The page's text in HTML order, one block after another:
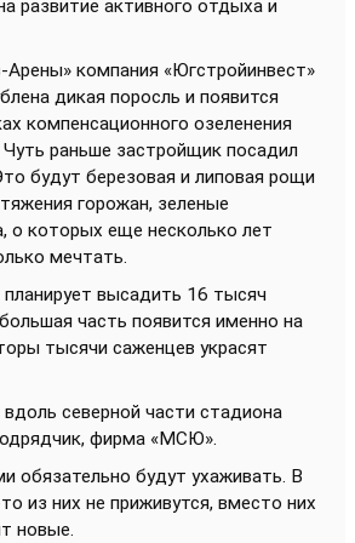
развитие активного отдыха и
Арены» компания «Югстройинвест»
дикая поросль и появится
компенсационного озеленения
раньше застройщик посадил
будут березовая и липовая рощи
горожан, зеленые
о которых еще несколько лет
мечтать.
высадить 16 тысяч
часть появится именно на
тысячи саженцев украсят
северной части стадиона
фирма «МСЮ».
обязательно будут ухаживать. В
из них не приживутся, вместо них
новые.